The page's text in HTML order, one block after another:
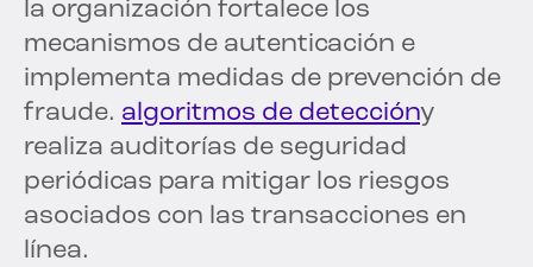
la organización fortalece los
mecanismos de autenticación e
implementa medidas de prevención de
fraude. algoritmos de deteccióny
realiza auditorías de seguridad
periódicas para mitigar los riesgos
asociados con las transacciones en
línea.